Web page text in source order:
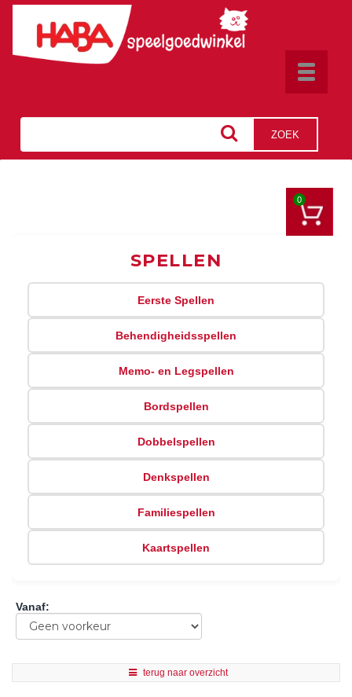
Toggle
ZOEK
0
SPELLEN
Eerste Spellen
Behendigheidsspellen
Memo- en Legspellen
Bordspellen
Dobbelspellen
Denkspellen
Familiespellen
Kaartspellen
Vanaf:
terug naar overzicht